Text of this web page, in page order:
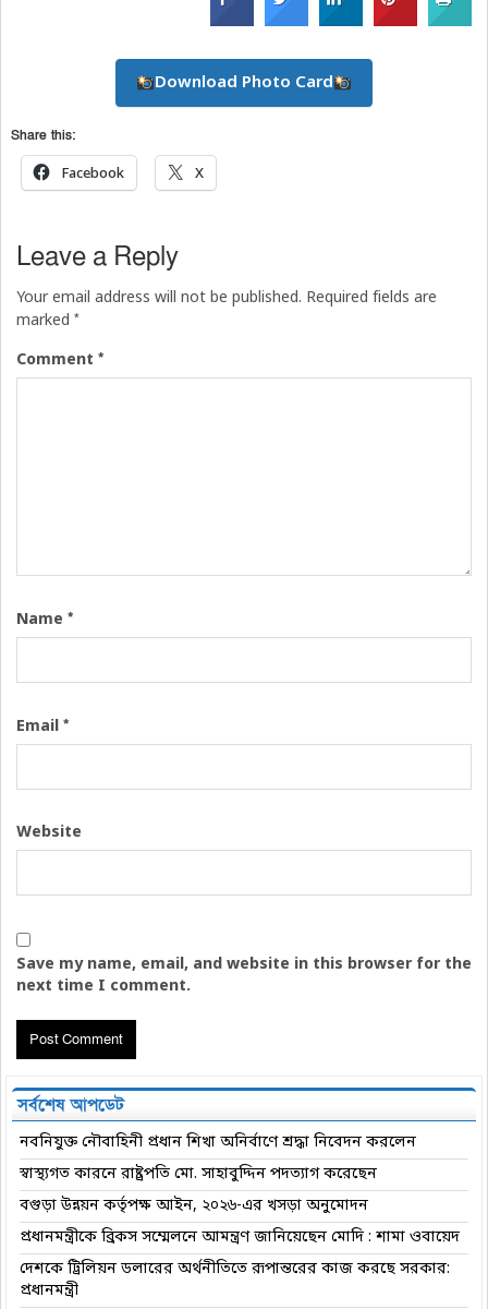
Download Photo Card
Share this:
Facebook X
Leave a Reply
Your email address will not be published. Required fields are
marked *
Comment *
Name *
Email *
Website
Save my name, email, and website in this browser for the
next time I comment.
সর্বশেষ আপডেট
নবনিযুক্ত নৌবাহিনী প্রধান শিখা অনির্বাণে শ্রদ্ধা নিবেদন করলেন
স্বাস্থ্যগত কারনে রাষ্ট্রপতি মো. সাহাবুদ্দিন পদত্যাগ করেছেন
বগুড়া উন্নয়ন কর্তৃপক্ষ আইন, ২০২৬-এর খসড়া অনুমোদন
প্রধানমন্ত্রীকে ব্রিকস সম্মেলনে আমন্ত্রণ জানিয়েছেন মোদি : শামা ওবায়েদ
দেশকে ট্রিলিয়ন ডলারের অর্থনীতিতে রূপান্তরের কাজ করছে সরকার:
প্রধানমন্ত্রী